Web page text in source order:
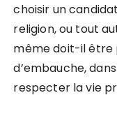
choisir un
religion, ou tout
même doit-il être
d’embauche,
respecter la vie